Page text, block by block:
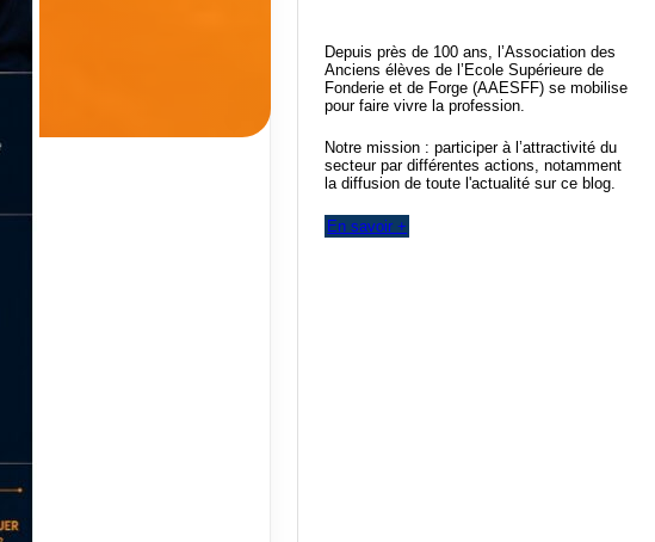
Depuis près de 100 ans, l’Association des
Anciens élèves de l’Ecole Supérieure de
Fonderie et de Forge (AAESFF) se mobilise
pour faire vivre la profession.
Notre mission : participer à l’attractivité du
secteur par différentes actions, notamment
la diffusion de toute l'actualité sur ce blog.
En savoir +